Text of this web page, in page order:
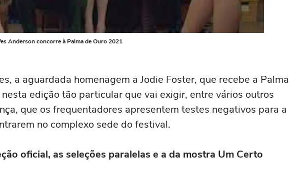
Anderson concorre à Palma de Ouro 2021
a aguardada homenagem a Jodie Foster, que recebe a Palma
edição tão particular que vai exigir, entre vários outros
que os frequentadores apresentem testes negativos para a
no complexo sede do festival.
oficial, as seleções paralelas e a da mostra Um Certo